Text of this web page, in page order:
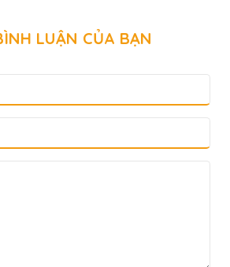
LUẬN CỦA BẠN